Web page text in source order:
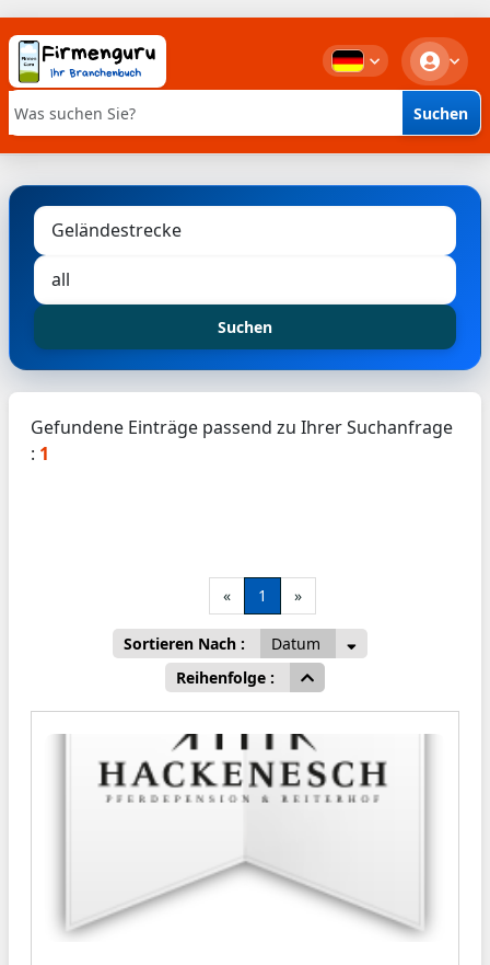
Stichwortsuche Suchen
Suchen
Gefundene Einträge passend zu Ihrer Suchanfrage
: 1
« 1 »
Sortieren Nach :
Datum
Reihenfolge :